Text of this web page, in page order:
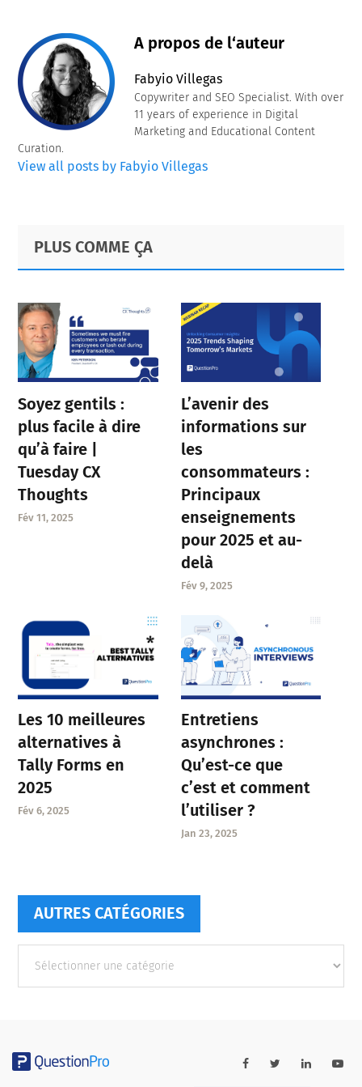
A propos de l‘auteur
Fabyio Villegas
Copywriter and SEO Specialist. With over
11 years of experience in Digital
Marketing and Educational Content
Curation.
View all posts by Fabyio Villegas
Primary
Sidebar
Footer
PLUS COMME ÇA
Soyez gentils :
plus facile à dire
qu’à faire |
Tuesday CX
Thoughts
Fév 11, 2025
L’avenir des
informations sur
les
consommateurs :
Principaux
enseignements
pour 2025 et au-
delà
Fév 9, 2025
Les 10 meilleures
alternatives à
Tally Forms en
2025
Fév 6, 2025
Entretiens
asynchrones :
Qu’est-ce que
c’est et comment
l’utiliser ?
Jan 23, 2025
AUTRES CATÉGORIES
catégories